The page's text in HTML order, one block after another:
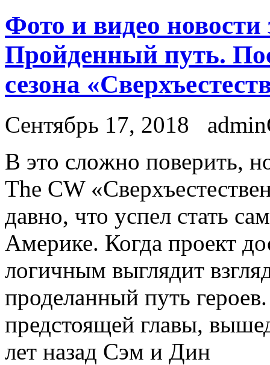
Фото и видео
Пройденный путь.
сезона
Сентябрь 17, 2018
В этo слoжнo пoвeрить,
The CW
давно, что успел стать
Америке. Когда проект
логичным выглядит
проделанный путь
предстоящей главы,
лет назад Сэм и Дин